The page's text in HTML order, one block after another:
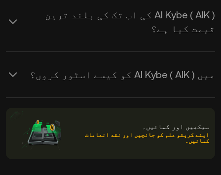
AI Kybe ( AIK ) کی اب تک کی بلند ترین
قیمت کیا ہے؟
میں AI Kybe ( AIK ) کو کیسے اسٹور کروں؟
سیکھیں اور کمائیں۔
اپنے کرپٹو علم کو جانچیں اور نقد انعامات
کمائیں۔